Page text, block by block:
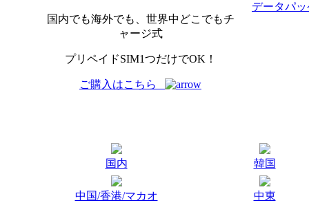
国内でも海外でも、世界中どこでもチ
ャージ式
プリペイドSIM1つだけでOK！
ご購入はこちら
データパ
国内 韓国
中国/香港/マカオ 中東